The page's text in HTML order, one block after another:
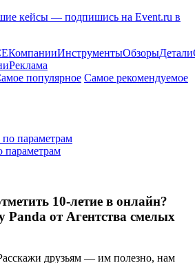
кейсы — подпишись на Event.ru в
КомпанииИнструментыОбзорыДетали
Реклама
популярное Самое рекомендуемое
параметрам
параметрам
10-летие в онлайн?
Panda от Агентства смелых
друзьям — им полезно, нам